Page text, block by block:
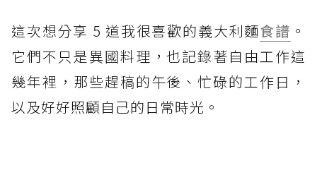
這次想分享 5 道我很喜歡的義大利麵食譜 。
它們不只是異國料理，也記錄著自由工作這
幾年裡，那些趕稿的午後、忙碌的工作日，
以及好好照顧自己的日常時光。